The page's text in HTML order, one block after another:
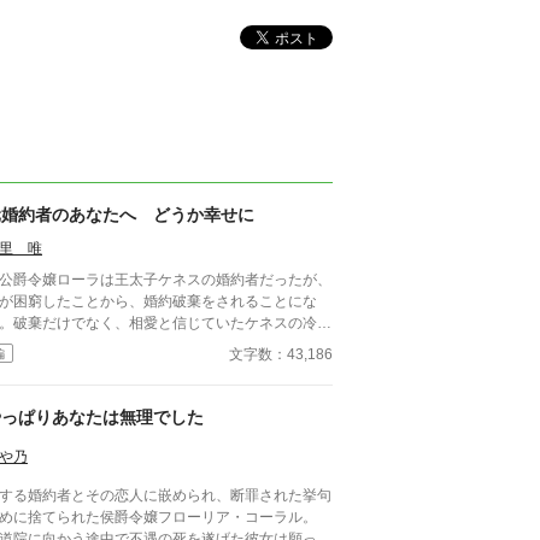
約者のあなたへ どうか幸せに
唯
令嬢ローラは王太子ケネスの婚約者だったが、
困窮したことから、婚約破棄をされることにな
破棄だけでなく、相愛と信じていたケネスの冷酷
度に傷つき、最後の挨拶もできず別れる。失意を
たローラは、国を出て隣国の大学の奨学生となる
受け、国全体が復興への熱意に満ち、ローラもそ
意に染まり勉学に勤しむ日々を送っていたとこ
ある日、一人の「学生」がローラに声をかけてき
文字数：43,186
ぱりあなたは無理でした
乃
る婚約者とその恋人に嵌められ、断罪された挙句
に捨てられた侯爵令嬢フローリア・コーラル。